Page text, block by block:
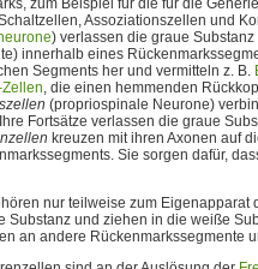
zum Beispiel für die für die
Assoziationszellen und
) verlassen die graue
innerhalb eines
Segments her und vermitteln z. B.
, die einen hemmenden
(propriospinale Neurone)
Fortsätze verlassen die graue
kreuzen mit ihren Axonen auf
Sie sorgen dafür,
nur teilweise zum Eigenapparat
Substanz und ziehen in die weiße
an andere Rückenmarkssegmente